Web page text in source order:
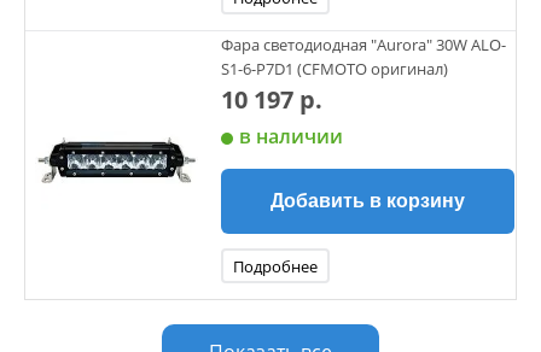
Фара светодиодная "Aurora" 30W ALO-
S1-6-P7D1 (CFMOTO оригинал)
10 197 р.
в наличии
Добавить в корзину
Подробнее